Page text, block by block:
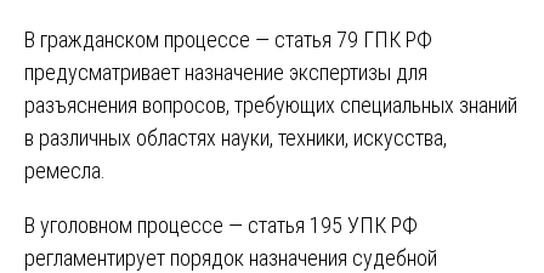
В гражданском процессе — статья 79 ГПК РФ
предусматривает назначение экспертизы для
разъяснения вопросов, требующих специальных знаний
в различных областях науки, техники, искусства,
ремесла.
В уголовном процессе — статья 195 УПК РФ
регламентирует порядок назначения судебной